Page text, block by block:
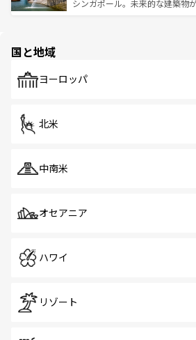
うな絶景から文化的な体験まで
シンガポール。未来的な建築物
で、ホーカーズは地元の風情を
国と地域
ヨーロッパ
北米
中南米
オセアニア
ハワイ
リゾート